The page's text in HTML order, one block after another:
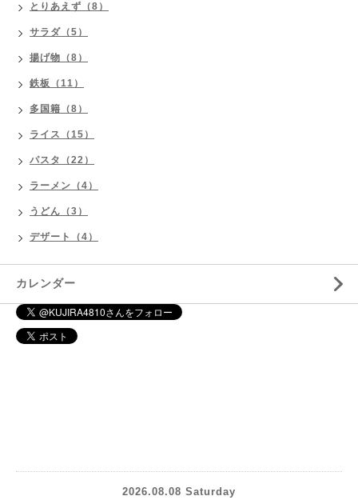
とりあえず（8）
サラダ（5）
揚げ物（8）
鉄板（11）
多国籍（8）
ライス（15）
パスタ（22）
ラーメン（4）
うどん（3）
デザート（4）
カレンダー
2026.08.08 Saturday